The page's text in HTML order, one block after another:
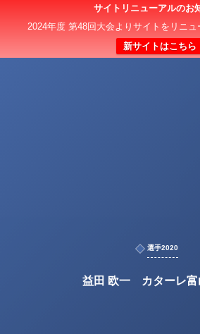
サイトリニューアルのお
2024年度 第48回大会よりサイトをリニュ
新サイトはこちら
選手2020
益田 欧一 カターレ富